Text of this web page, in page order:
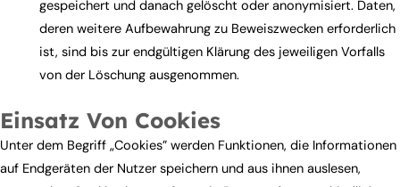
gespeichert und danach gelöscht oder anonymisiert. Daten,
deren weitere Aufbewahrung zu Beweiszwecken erforderlich
ist, sind bis zur endgültigen Klärung des jeweiligen Vorfalls
von der Löschung ausgenommen.
Einsatz Von Cookies
Unter dem Begriff „Cookies” werden Funktionen, die Informationen
auf Endgeräten der Nutzer speichern und aus ihnen auslesen,